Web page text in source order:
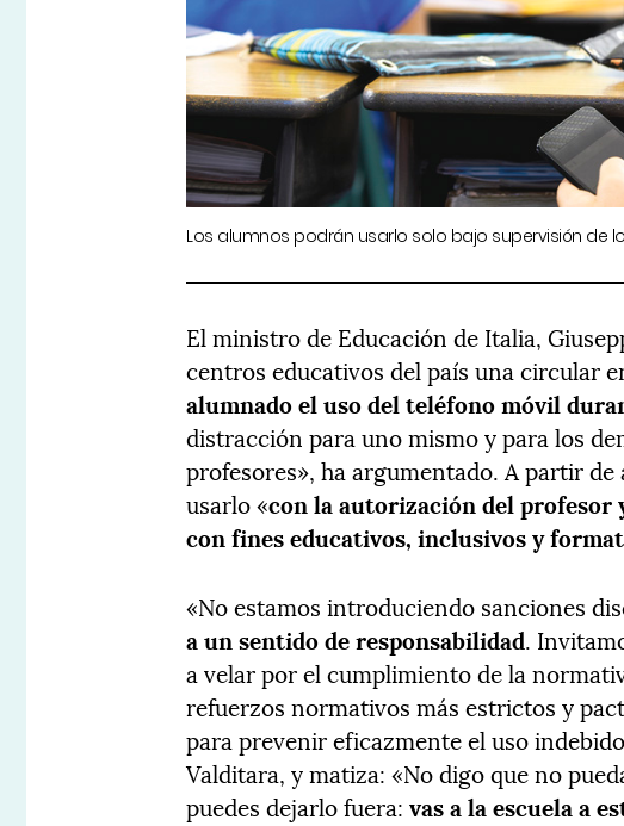
Los alumnos podrán usarlo solo bajo supervisión de
El ministro de Educación de Italia,
centros educativos del país una circular
alumnado el uso del teléfono móvil
distracción para uno mismo y para los
profesores», ha argumentado. A partir
usarlo «con la autorización del profesor
con fines educativos, inclusivos y
«No estamos introduciendo sanciones
a un sentido de responsabilidad.
a velar por el cumplimiento de la
refuerzos normativos más estrictos y
para prevenir eficazmente el uso
Valditara, y matiza: «No digo que no
puedes dejarlo fuera:vas a la escuela a